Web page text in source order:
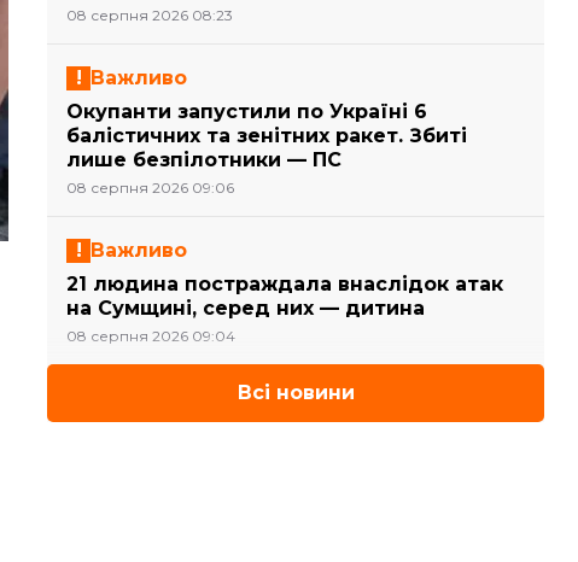
08 серпня 2026 08:23
Важливо
Окупанти запустили по Україні 6
балістичних та зенітних ракет. Збиті
лише безпілотники — ПС
08 серпня 2026 09:06
Важливо
21 людина постраждала внаслідок атак
на Сумщині, серед них — дитина
08 серпня 2026 09:04
Всі новини